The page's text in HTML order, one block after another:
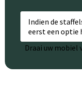
Indien de
eerst een optie
Draai uw